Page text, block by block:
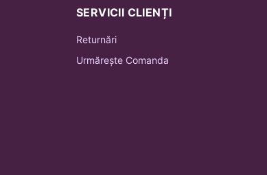
SERVICII CLIENȚI
Returnări
Urmărește Comanda